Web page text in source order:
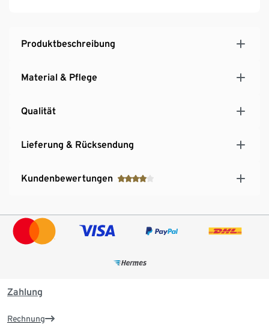
Produktbeschreibung
Material & Pflege
Qualität
Lieferung & Rücksendung
Kundenbewertungen
Zahlung
Rechnung